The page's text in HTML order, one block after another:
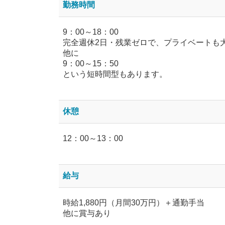
勤務時間
9：00～18：00
完全週休2日・残業ゼロで、プライベートも
他に
9：00～15：50
という短時間型もあります。
休憩
12：00～13：00
給与
時給1,880円（月間30万円）＋通勤手当
他に賞与あり